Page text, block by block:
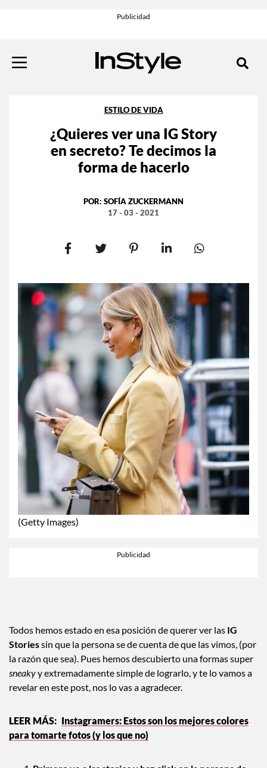
(Getty Images)
ESTILO DE VIDA
¿Quieres ver una IG Story
en secreto? Te decimos la
forma de hacerlo
POR: SOFÍA ZUCKERMANN
17 - 03 - 2021
Todos hemos estado en esa posición de querer ver las IG
Storiessin que la persona se de cuenta de que las vimos, (por
la razón que sea). Pues hemos descubierto una formas super
sneakyy extremadamente simple de lograrlo, y te lo vamos a
revelar en este post, nos lo vas a agradecer.
Instagramers: Estos son los mejores colores
para tomarte fotos (y los que no)